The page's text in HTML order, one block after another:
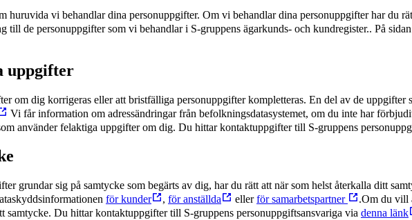
huruvida vi behandlar dina personuppgifter. Om vi behandlar dina personuppgifter har du
till de personuppgifter som vi behandlar i S‑gruppens ägarkunds- och kundregister.. På sidan
uppgifter
om dig korrigeras eller att bristfälliga personuppgifter kompletteras. En del av de
Vi får information om adressändringar från befolkningsdatasystemet, om du inte har
använder felaktiga uppgifter om dig. Du hittar kontaktuppgifter till S-gruppens
grundar sig på samtycke som begärts av dig, har du rätt att när som helst återkalla ditt
för kunder , för anställda ellerför samarbetspartner .Om du vill
samtycke. Du hittar kontaktuppgifter till S-gruppens personuppgiftsansvariga via denna länk